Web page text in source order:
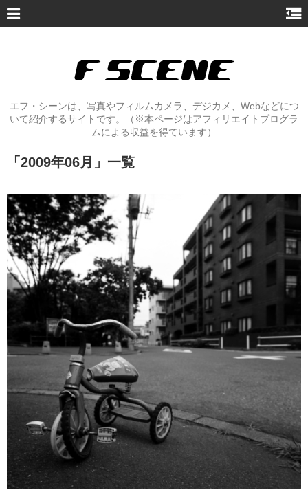
エフ・シーンは、写真やフィルムカメラ、デジカメ、Webなどにつ
いて紹介するサイトです。（※本ページはアフィリエイトプログラ
ムによる収益を得ています）
「 2009年06月 」 一覧